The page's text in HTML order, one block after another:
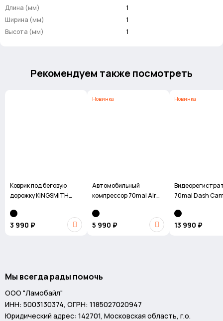
Максимальная скорость дорожки
Длина (мм)
1
Ширина (мм)
1
Высота (мм)
1
Рекомендуем также посмотреть
Коврик под беговую
дорожку KINGSMITH
3 990 ₽
Новинка
Автомобильный
компрессор 70mai Air
TP07
5 990 ₽
Новинка
70mai Dash
13 990 ₽
Мы всегда рады помочь
ООО "Ламобайл"
ИНН: 5003130374, ОГРН: 1185027020947
Юридический адрес: 142701, Московская область, г.о.